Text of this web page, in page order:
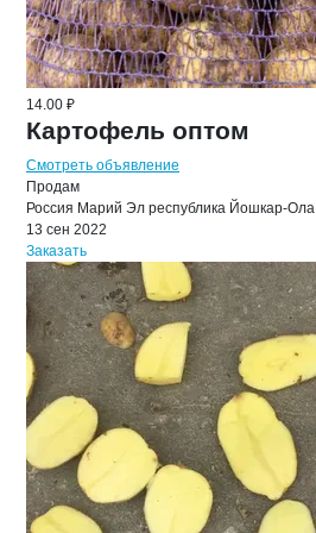
14.00 ₽
Картофель оптом
Смотреть объявление
Продам
Россия Марий Эл республика Йошкар-Ола
13 сен 2022
Заказать